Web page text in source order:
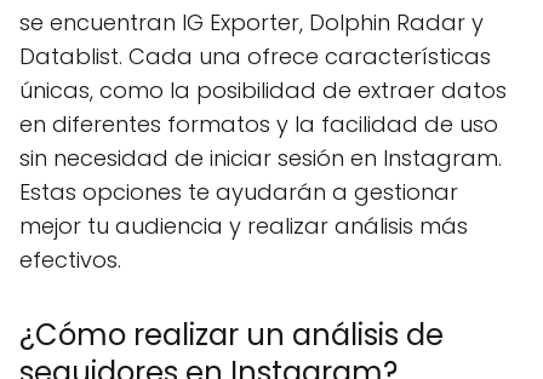
se encuentran IG Exporter, Dolphin Radar y
Datablist. Cada una ofrece características
únicas, como la posibilidad de extraer datos
en diferentes formatos y la facilidad de uso
sin necesidad de iniciar sesión en Instagram.
Estas opciones te ayudarán a gestionar
mejor tu audiencia y realizar análisis más
efectivos.
¿Cómo realizar un análisis de